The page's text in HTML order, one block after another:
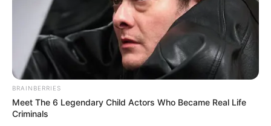
BRAINBERRIES
Meet The 6 Legendary Child Actors Who Became Real Life
Criminals